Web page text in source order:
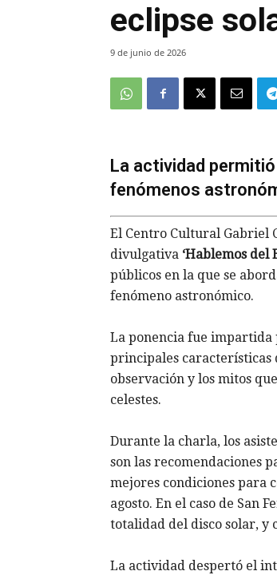
eclipse
9 de junio de 2026
La actividad
fenómenos
El Centro Cultural Gabriel
divulgativa ‘Hablemos del
públicos en la que se
fenómeno astronómico.
La ponencia fue impartida
principales características
observación y los mitos
celestes.
Durante la charla, los
son las recomendaciones
mejores condiciones para
agosto. En el caso de San
totalidad del disco solar, y
La actividad despertó el